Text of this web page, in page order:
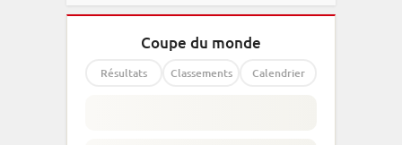
Coupe du monde
Résultats Classements Calendrier